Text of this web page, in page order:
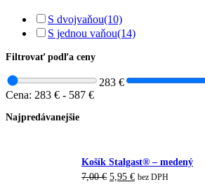
S dvojvaňou(10)
S jednou vaňou(14)
Filtrovať podľa ceny
283 €
Cena: 283 € - 587 €
Najpredávanejšie
Košík Stalgast® – medený
7,00€ 5,95 € bez DPH